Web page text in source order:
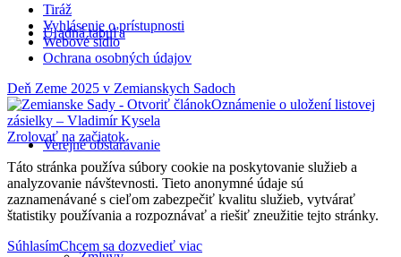
Úradná tabuľa
Verejné obstarávanie
Tiráž
Vyhlásenie o prístupnosti
Webové sídlo
Ochrana osobných údajov
Deň Zeme 2025 v Zemianskych Sadoch
Oznámenie o uložení listovej
zásielky – Vladimír Kysela
Zrolovať na začiatok
Táto stránka používa súbory cookie na poskytovanie služieb a
analyzovanie návštevnosti. Tieto anonymné údaje sú
zaznamenávané s cieľom zabezpečiť kvalitu služieb, vytvárať
štatistiky používania a rozpoznávať a riešiť zneužitie tejto stránky.
SúhlasímChcem sa dozvedieť viac